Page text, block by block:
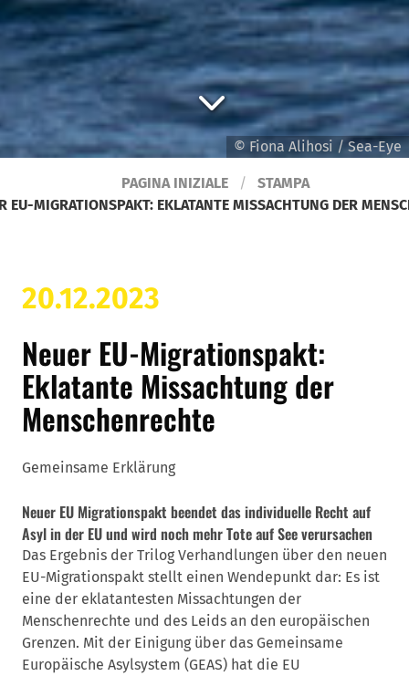
© Fiona Alihosi / Sea-Eye
PAGINA INIZIALE
STAMPA
EU-MIGRATIONSPAKT: EKLATANTE MISSACHTUNG DER
20.12.2023
Neuer EU-Migrationspakt:
Eklatante Missachtung der
Menschenrechte
Gemeinsame Erklärung
Neuer EU Migrationspakt beendet das individuelle Recht auf
Asyl in der EU und wird noch mehr Tote auf See verursachen
Das Ergebnis der Trilog Verhandlungen über den neuen
EU-Migrationspakt stellt einen Wendepunkt dar: Es ist
eine der eklatantesten Missachtungen der
Menschenrechte und des Leids an den europäischen
Grenzen. Mit der Einigung über das Gemeinsame
Europäische Asylsystem (GEAS) hat die EU